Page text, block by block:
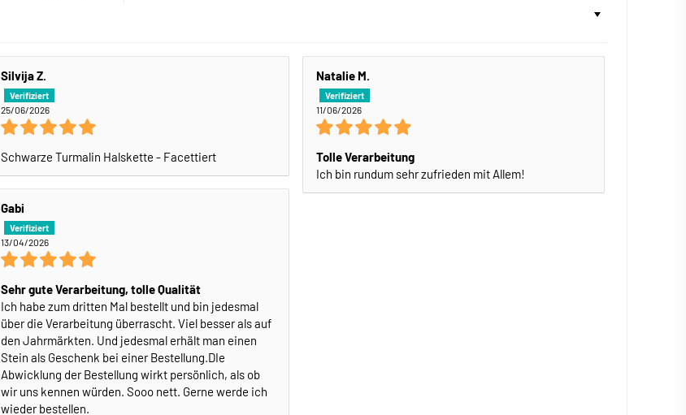
Silvija Z.
25/06/2026
Schwarze Turmalin Halskette - Facettiert
Natalie M.
11/06/2026
Tolle Verarbeitung
Ich bin rundum sehr zufrieden mit Allem!
Gabi
13/04/2026
Sehr gute Verarbeitung, tolle Qualität
Ich habe zum dritten Mal bestellt und bin jedesmal
über die Verarbeitung überrascht. Viel besser als auf
den Jahrmärkten. Und jedesmal erhält man einen
Stein als Geschenk bei einer Bestellung.DIe
Abwicklung der Bestellung wirkt persönlich, als ob
wir uns kennen würden. Sooo nett. Gerne werde ich
wieder bestellen.